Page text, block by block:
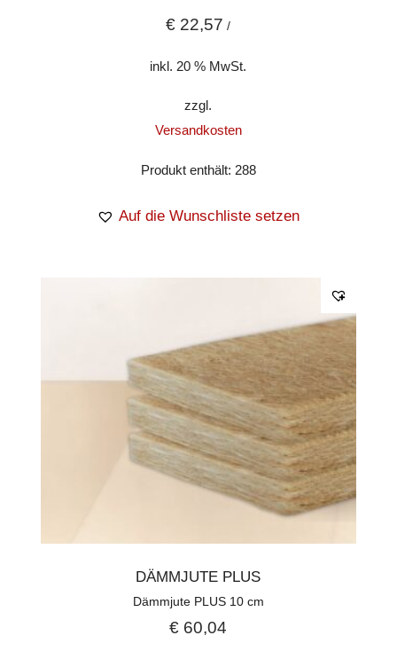
€ 22,57 /
inkl. 20 % MwSt.
zzgl.
Versandkosten
Produkt enthält: 288
Auf die Wunschliste setzen
DÄMMJUTE PLUS
Dämmjute PLUS 10 cm
€ 60,04